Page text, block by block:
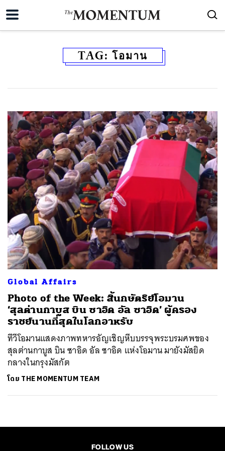
TAG: โอมาน
Global Affairs
Photo of the Week: สิ้นกษัตริย์โอมาน
‘สุลต่านกาบูส บิน ซาอิด อัล ซาอิด’ ผู้ครอง
ราชย์นานที่สุดในโลกอาหรับ
ทีวีโอมานแสดงภาพทหารอัญเชิญหีบบรรจุพระบรมศพของ
สุลต่านกาบูส บิน ซาอิด อัล ซาอิด แห่งโอมาน มายังมัสยิด
กลางในกรุงมัสกัต
โดย THE MOMENTUM TEAM
FOLLOW US
ค้นหา
SHARE TWEET LINE EMAIL